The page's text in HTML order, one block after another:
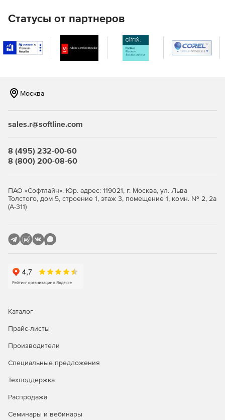
Улучшенное понимание данных, эффективная
анализа и повышения удобства работы с проектом.
Соответствие нормативным
Обеспечение юридической безопасности, высокого
доработки.
Конфигурации nanoCAD
GeoSeries
Предназначен для проектных работ по созданию трасс
трубопроводов и других линейных сооружений
«База геологических скважин»
геологических данных по линейным и площадным
объектам изысканий.
базе данных геологических скважин.
обеспеченности и проведение расчётов изменений
Конфигурация «Трубопроводы»
Статусы от партнеров
Москва
sales.r@softline.com
8 (495) 232-00-60
8 (800) 200-08-60
ПАО «Софтлайн». Юр. адрес: 119021, г. Москва, ул. Льва
Толстого, дом 5, строение 1, этаж 3, помещение 1, комн. № 2, 2а
(А-311)
Каталог
Прайс-листы
Производители
Специальные предложения
Техподдержка
Распродажа
Семинары и вебинары